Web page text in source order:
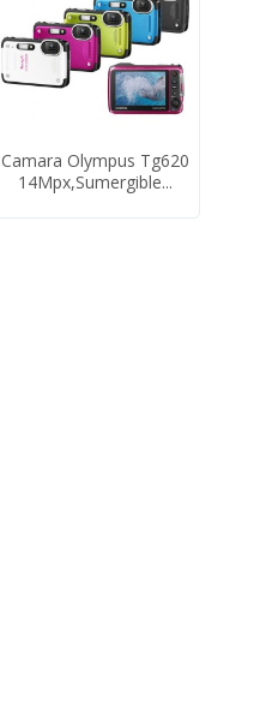
Camara Olympus Tg620
14Mpx,Sumergible...